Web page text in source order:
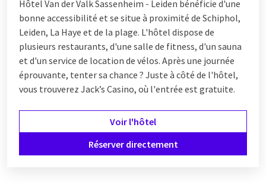
Hôtel Van der Valk Sassenheim - Leiden bénéficie d'une
bonne accessibilité et se situe à proximité de Schiphol,
Leiden, La Haye et de la plage. L'hôtel dispose de
plusieurs restaurants, d'une salle de fitness, d'un sauna
et d'un service de location de vélos. Après une journée
éprouvante, tenter sa chance ? Juste à côté de l'hôtel,
vous trouverez Jack’s Casino, où l'entrée est gratuite.
Voir l'hôtel
Réserver directement